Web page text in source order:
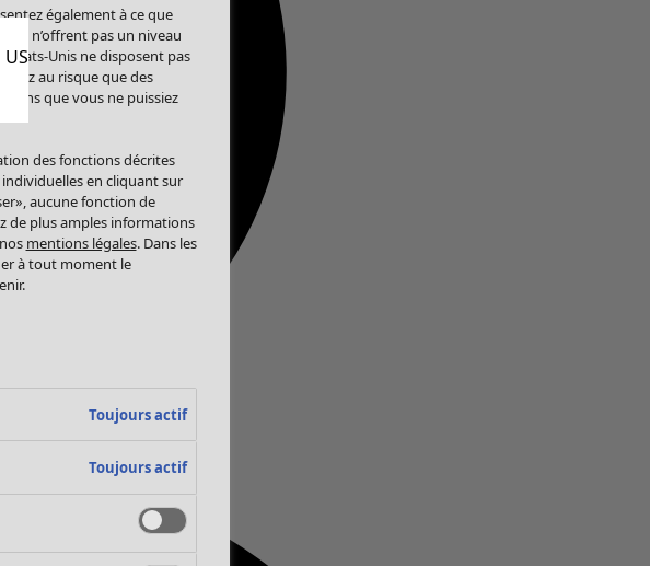
également à ce que
n’offrent pas un niveau
États-Unis ne disposent pas
au risque que des
sans que vous ne puissiez
des fonctions décrites
en cliquant sur
aucune fonction de
de plus amples informations
mentions légales. Dans les
à tout moment le
Toujours actif
Toujours actif